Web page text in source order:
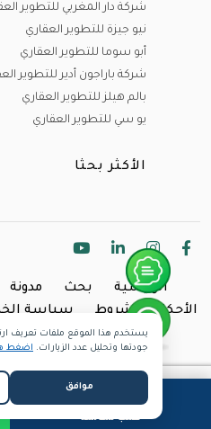
شركة دار المغربي للتطوير
نيو جيزة للتطوير العقاري
أبو سوما للتطوير العقاري
شركة باراجون أدير للتطوير
بالم هيلز للتطوير العقاري
يو سي للتطوير العقاري
الأكثر بحثا
الرئيسية بحث مدونة
الأحكام والشروط
سياسة
Inland.
طلب مكالمة
يستخدم هذا الموقع ملفات تعريف
جودتها وتحليل عدد الزيارات. اضغط
موافق